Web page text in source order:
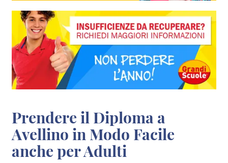
Prendere il Diploma a
Avellino in Modo Facile
anche per Adulti